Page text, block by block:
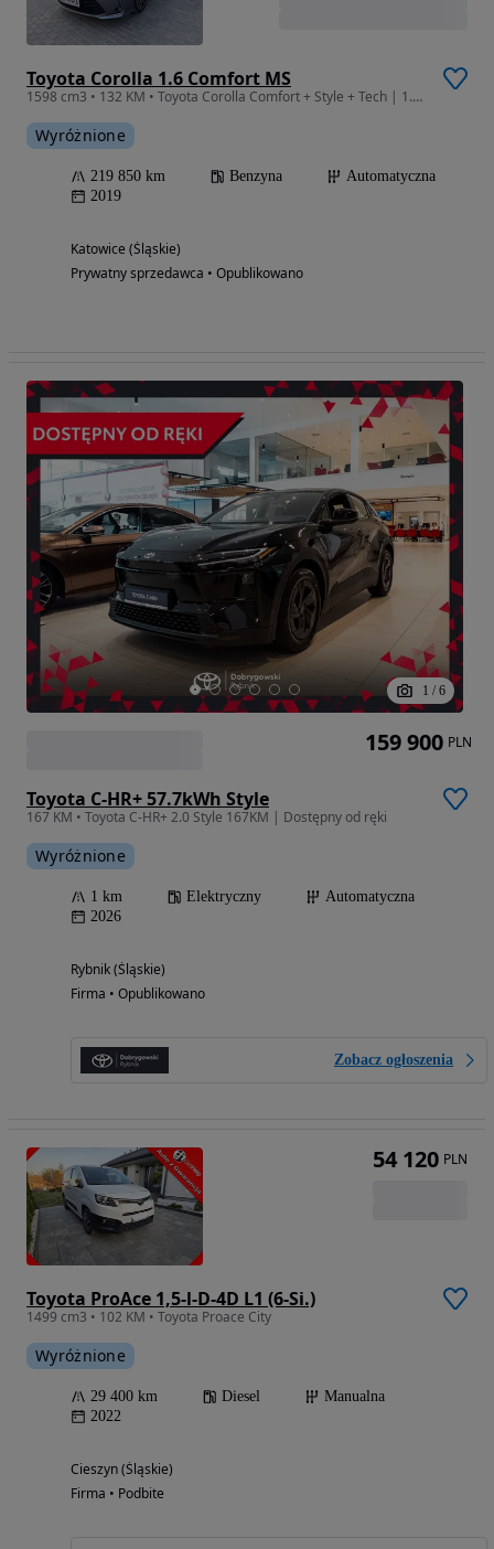
Toyota Corolla 1.6 Comfort MS
1598 cm3 • 132 KM • Toyota Corolla Comfort + Style + Tech | 1.6 | Automat | Serwisowana
Wyróżnione
219 850 km Benzyna
Automatyczna
2019
Katowice (Śląskie)
Prywatny sprzedawca • Opublikowano
1 / 6
Toyota C-HR+ 57.7kWh Style
167 KM • Toyota C-HR+ 2.0 Style 167KM | Dostępny od ręki
Wyróżnione
1 km Elektryczny
Automatyczna
2026
Rybnik (Śląskie)
Firma • Opublikowano
Zobacz ogłoszenia
159 900 PLN
Toyota ProAce 1,5-l-D-4D L1 (6-Si.)
1499 cm3 • 102 KM • Toyota Proace City
Wyróżnione
29 400 km Diesel
Manualna
2022
Cieszyn (Śląskie)
Firma • Podbite
54 120 PLN